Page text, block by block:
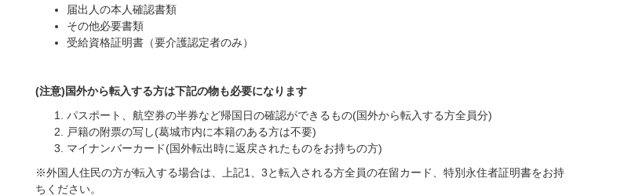
届出人の本人確認書類
その他必要書類
受給資格証明書（要介護認定者のみ）
(注意)国外から転入する方は下記の物も必要になります
パスポート、航空券の半券など帰国日の確認ができるもの(国外から転入する方全員分)
戸籍の附票の写し(葛城市内に本籍のある方は不要)
マイナンバーカード(国外転出時に返戻されたものをお持ちの方)
※外国人住民の方が転入する場合は、上記1、3と転入される方全員の在留カード、特別永住者証明書をお持
ちください。